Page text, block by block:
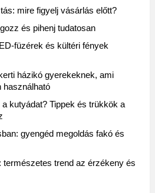
mire figyelj vásárlás előtt?
és pihenj tudatosan
füzérek és kültéri fények
házikó gyerekeknek, ami
használható
kutyádat? Tippek és trükkök a
gyengéd megoldás fakó és
természetes trend az érzékeny és